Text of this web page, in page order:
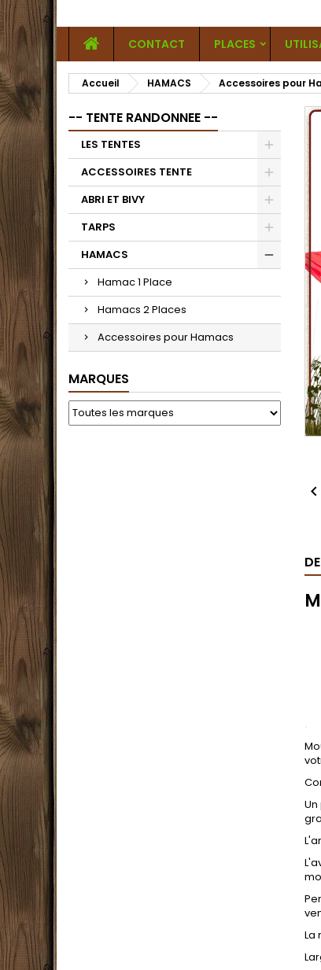
CONTACT PLACES
Accueil HAMACS Accessoires pour
-- TENTE RANDONNEE --
LES TENTES
ACCESSOIRES TENTE
ABRI ET BIVY
TARPS
HAMACS
Hamac 1 Place
Hamacs 2 Places
Accessoires pour Hamacs
MARQUES

.
La